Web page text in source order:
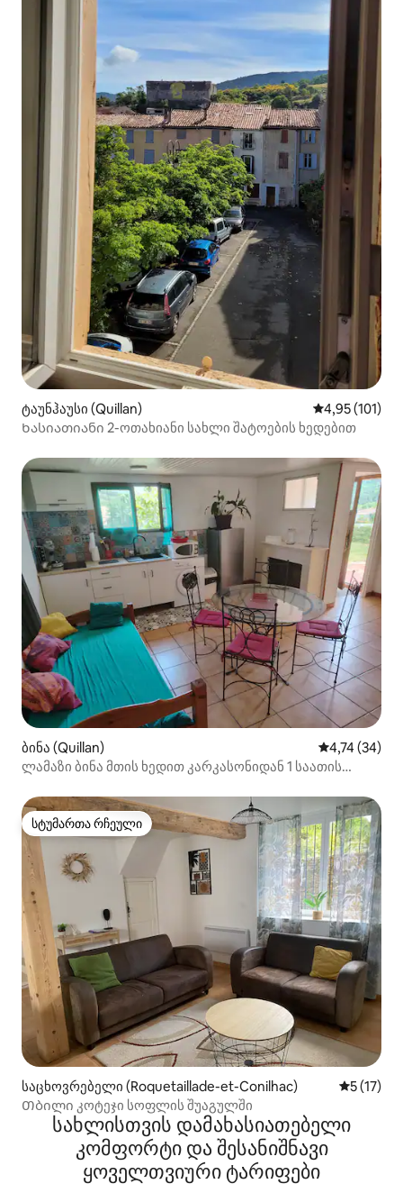
ტაუნჰაუსი (Quillan) საშუალო
4,95 (101)
Ხასიათიანი 2-ოთახიანი სახლი შატოების ხედებით
ბინა (Quillan) საშუალო
4,74 (34)
ლამაზი ბინა მთის ხედით კარკასონიდან 1 საათის
სტუმართა რჩეული
სტუმართა რჩეული
საცხოვრებელი (Roquetaillade-et-Conilhac) საშუალო
5 (17)
Თბილი კოტეჯი სოფლის შუაგულში
სახლისთვის დამახასიათებელი
კომფორტი და შესანიშნავი
ყოველთვიური ტარიფები